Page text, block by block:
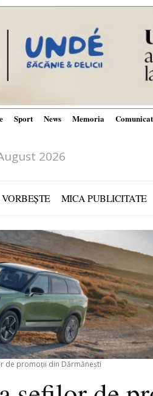
Sport News Memoria
2026
MICA PUBLICITATE
de promoții din Dărmănești